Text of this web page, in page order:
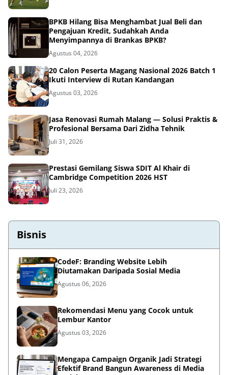
BPKB Hilang Bisa Menghambat Jual Beli dan
Pengajuan Kredit, Sudahkah Anda
Menyimpannya di Brankas BPKB?
Agustus 04, 2026
20 Calon Peserta Magang Nasional 2026 Batch 1
Ikuti Interview di Rutan Kandangan
Agustus 03, 2026
Jasa Renovasi Rumah Malang — Solusi Praktis &
Profesional Bersama Dari Zidha Tehnik
Juli 31, 2026
Prestasi Gemilang Siswa SDIT Al Khair di
Cambridge Competition 2026 HST
Juli 23, 2026
Bisnis
CodeF: Branding Website Lebih
Diutamakan Daripada Sosial Media
Agustus 06, 2026
Rekomendasi Menu yang Cocok untuk
Lembur Kantor
Agustus 03, 2026
Mengapa Campaign Organik Jadi Strategi
Efektif Brand Bangun Awareness di Media